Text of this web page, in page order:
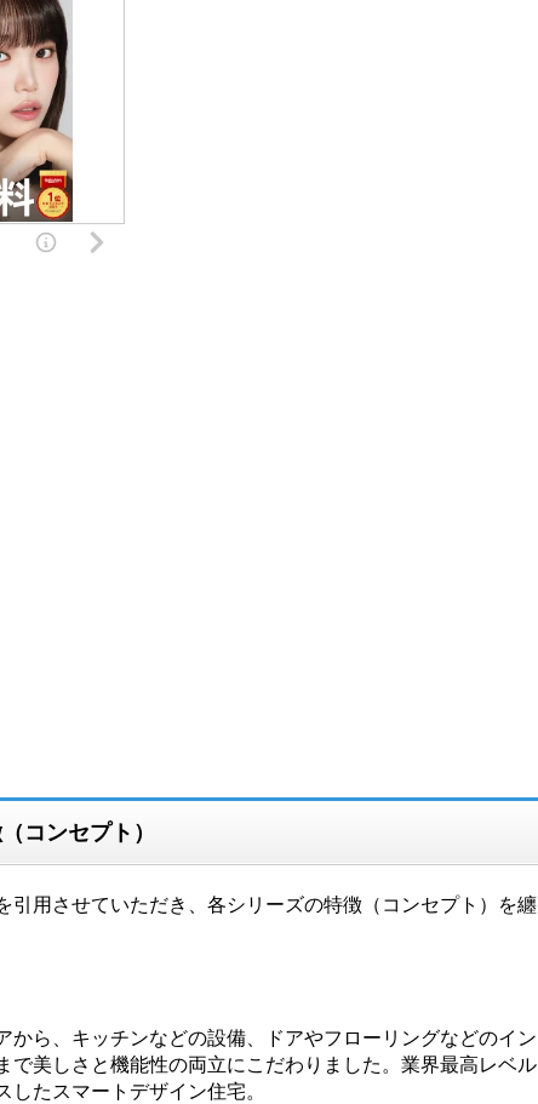
コンセプト）
引用させていただき、各シリーズの特徴（コンセプト）を纏
から、キッチンなどの設備、ドアやフローリングなどのイン
で美しさと機能性の両立にこだわりました。業界最高レベル
たスマートデザイン住宅。